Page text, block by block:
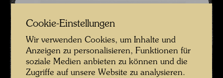
Cookie-Einstellungen
Wir verwenden Cookies, um Inhalte und
Anzeigen zu personalisieren, Funktionen für
soziale Medien anbieten zu können und die
Zugriffe auf unsere Website zu analysieren.